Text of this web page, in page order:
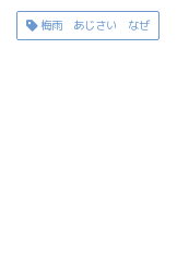
梅雨 あじさい なぜ